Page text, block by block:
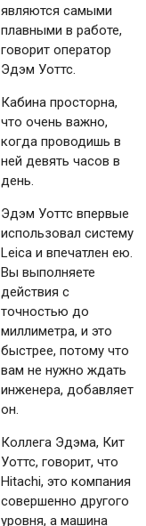
являются самыми
плавными в работе,
говорит оператор
Эдэм Уоттс.
Кабина просторна,
что очень важно,
когда проводишь в
ней девять часов в
день.
Эдэм Уоттс впервые
использовал систему
Leica и впечатлен ею.
Вы выполняете
действия с
точностью до
миллиметра, и это
быстрее, потому что
вам не нужно ждать
инженера, добавляет
он.
Коллега Эдэма, Кит
Уоттс, говорит, что
Hitachi, это компания
совершенно другого
уровня, а машина